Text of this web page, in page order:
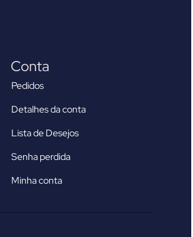
Conta
Pedidos
Detalhes da conta
Lista de Desejos
Senha perdida
Minha conta